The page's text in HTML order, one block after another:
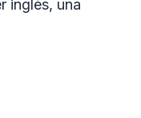
inglés, una